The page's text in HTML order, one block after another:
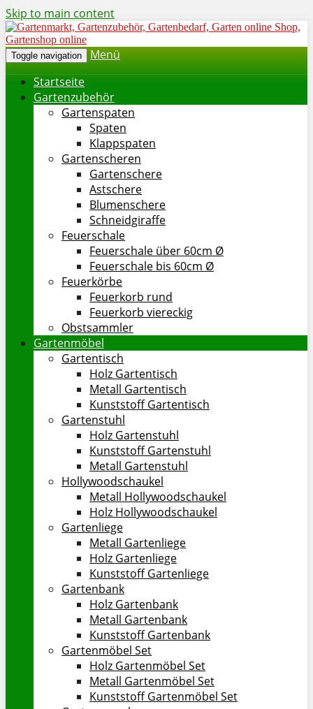
Skip to main content
Toggle navigation
Menü
Startseite
Gartenzubehör
Gartenspaten
Spaten
Klappspaten
Gartenscheren
Gartenschere
Astschere
Blumenschere
Schneidgiraffe
Feuerschale
Feuerschale über 60cm Ø
Feuerschale bis 60cm Ø
Feuerkörbe
Feuerkorb rund
Feuerkorb viereckig
Obstsammler
Gartenmöbel
Gartentisch
Holz Gartentisch
Metall Gartentisch
Kunststoff Gartentisch
Gartenstuhl
Holz Gartenstuhl
Kunststoff Gartenstuhl
Metall Gartenstuhl
Hollywoodschaukel
Metall Hollywoodschaukel
Holz Hollywoodschaukel
Gartenliege
Metall Gartenliege
Holz Gartenliege
Kunststoff Gartenliege
Gartenbank
Holz Gartenbank
Metall Gartenbank
Kunststoff Gartenbank
Gartenmöbel Set
Holz Gartenmöbel Set
Metall Gartenmöbel Set
Kunststoff Gartenmöbel Set